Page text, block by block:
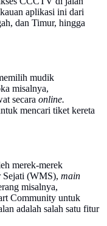
aplikasi ini dari
dan Timur, hingga
mudik
misalnya,
secara online.
mencari tiket kereta
merek-merek
Sejati (WMS), main
misalnya,
Community untuk
adalah salah satu fitur